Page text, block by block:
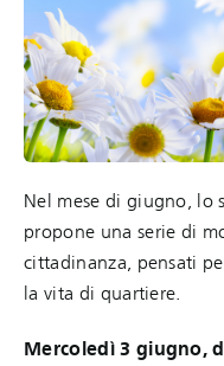
Nel mese di giugno, lo
propone una serie di
cittadinanza, pensati
la vita di quartiere.
Mercoledì 3 giugno,